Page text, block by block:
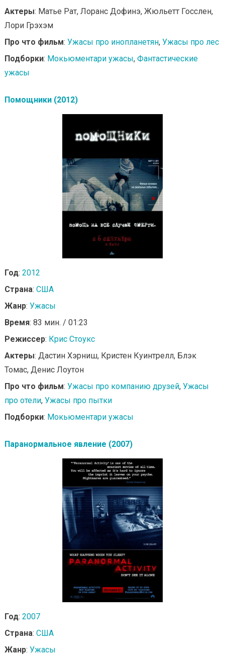
Актеры: Матье Рат, Лоранс Дофинэ, Жюльетт Госслен,
Лори Грэхэм
Про что фильм: Ужасы про инопланетян, Ужасы про лес
Подборки: Мокьюментари ужасы, Фантастические
ужасы
Помощники (2012)
Год: 2012
Страна: США
Жанр: Ужасы
Время: 83 мин. / 01:23
Режиссер: Крис Стоукс
Актеры: Дастин Хэрниш, Кристен Куинтрелл, Блэк
Томас, Денис Лоутон
Про что фильм: Ужасы про компанию друзей, Ужасы
про отели, Ужасы про пытки
Подборки: Мокьюментари ужасы
Паранормальное явление (2007)
Год: 2007
Страна: США
Жанр: Ужасы